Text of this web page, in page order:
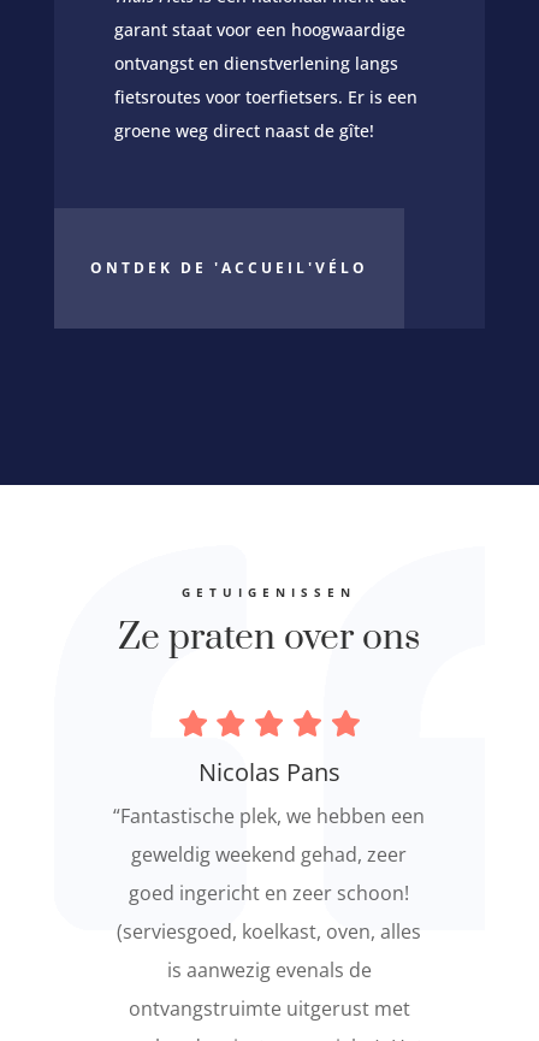
garant staat voor een hoogwaardige
ontvangst en dienstverlening langs
fietsroutes voor toerfietsers. Er is een
groene weg direct naast de gîte!
ONTDEK DE 'ACCUEIL'VÉLO
GETUIGENISSEN
Ze praten over ons
Nicolas Pans
“Fantastische plek, we hebben een
geweldig weekend gehad, zeer
goed ingericht en zeer schoon!
(serviesgoed, koelkast, oven, alles
is aanwezig evenals de
ontvangstruimte uitgerust met